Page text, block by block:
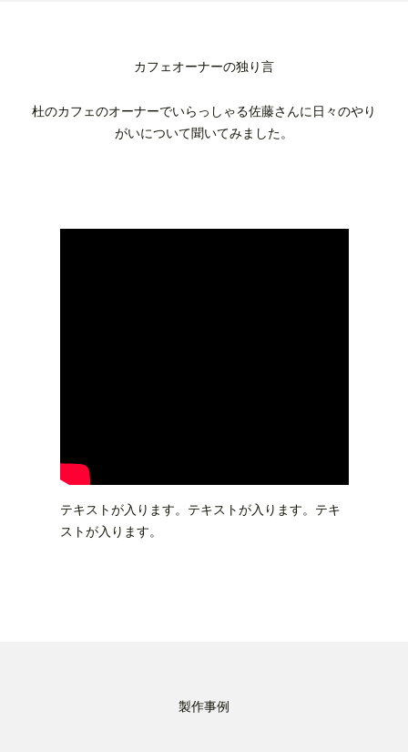
カフェオーナーの独り言
杜のカフェのオーナーでいらっしゃる佐藤さんに日々のやり
がいについて聞いてみました。
テキストが入ります。テキストが入ります。テキ
ストが入ります。
製作事例